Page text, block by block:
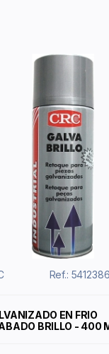
Ref.:
EN FRIO
BRILLO - 400